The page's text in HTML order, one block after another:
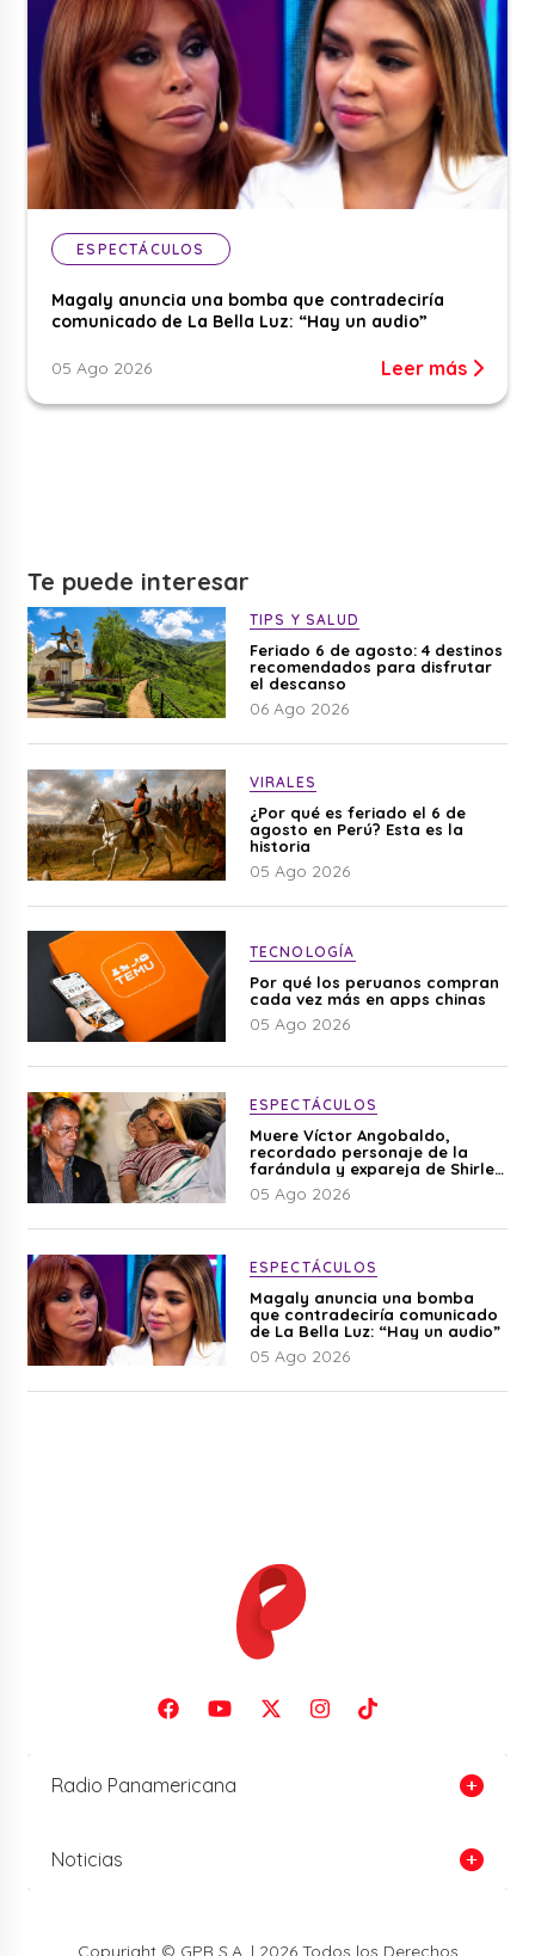
ESPECTÁCULOS
Magaly anuncia una bomba que contradeciría
comunicado de La Bella Luz: “Hay un audio”
05 Ago 2026 Leer más
Te puede interesar
TIPS Y SALUD
Feriado 6 de agosto: 4 destinos
recomendados para disfrutar
el descanso
06 Ago 2026
VIRALES
¿Por qué es feriado el 6 de
agosto en Perú? Esta es la
historia
05 Ago 2026
TECNOLOGÍA
Por qué los peruanos compran
cada vez más en apps chinas
05 Ago 2026
ESPECTÁCULOS
Muere Víctor Angobaldo,
recordado personaje de la
farándula y expareja de Shirley
Cherres
05 Ago 2026
ESPECTÁCULOS
Magaly anuncia una bomba
que contradeciría comunicado
de La Bella Luz: “Hay un audio”
05 Ago 2026
Radio Panamericana
Noticias
Copyright © GPR S.A. | 2026 Todos los Derechos